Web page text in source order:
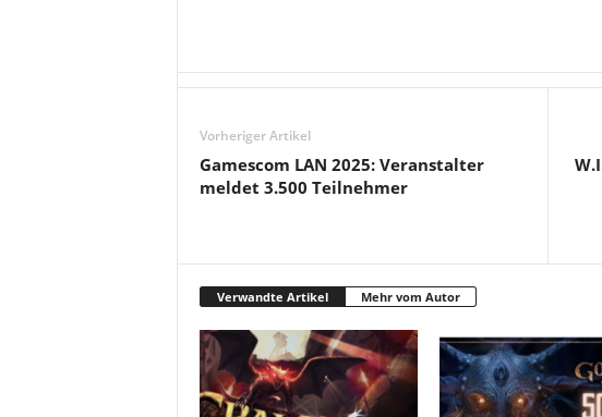
Vorheriger Artikel
Gamescom LAN 2025: Veranstalter
meldet 3.500 Teilnehmer
Verwandte Artikel Mehr vom Autor